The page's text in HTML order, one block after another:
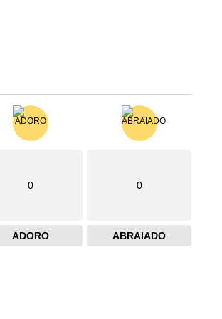
0
ADORO
0
ABRAIADO